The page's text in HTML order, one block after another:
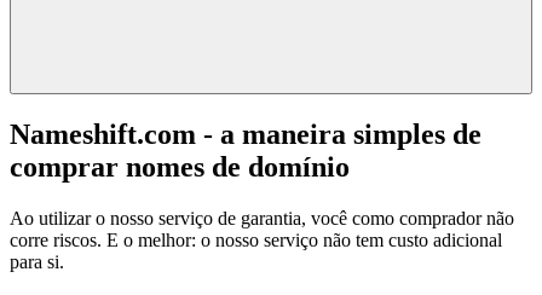
Nameshift.com - a maneira simples de
comprar nomes de domínio
Ao utilizar o nosso serviço de garantia, você como comprador não
corre riscos. E o melhor: o nosso serviço não tem custo adicional
para si.